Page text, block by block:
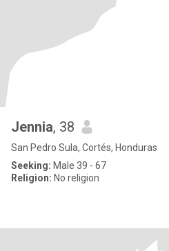
Jennia, 38
San Pedro Sula, Cortés, Honduras
Seeking: Male 39 - 67
Religion: No religion